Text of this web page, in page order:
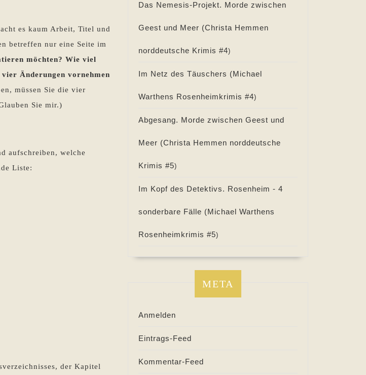
es kaum Arbeit, Titel und
betreffen nur eine Seite im
möchten? Wie viel
Änderungen vornehmen
müssen Sie die vier
Sie mir.)
aufschreiben, welche
Liste:
der Kapitel
Das Nemesis-Projekt. Morde zwischen
Geest und Meer (Christa Hemmen
norddeutsche Krimis #4)
Im Netz des Täuschers (Michael
Warthens Rosenheimkrimis #4)
Abgesang. Morde zwischen Geest und
Meer (Christa Hemmen norddeutsche
Krimis #5)
Im Kopf des Detektivs. Rosenheim - 4
sonderbare Fälle (Michael Warthens
Rosenheimkrimis #5)
META
Anmelden
Eintrags-Feed
Kommentar-Feed